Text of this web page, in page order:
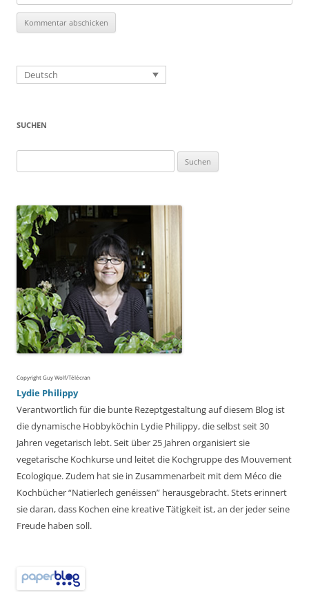
Deutsch
SUCHEN
nach:
Copyright Guy Wolf/Télécran
Lydie Philippy
Verantwortlich für die bunte Rezeptgestaltung auf diesem Blog ist
die dynamische Hobbyköchin Lydie Philippy, die selbst seit 30
Jahren vegetarisch lebt. Seit über 25 Jahren organisiert sie
vegetarische Kochkurse und leitet die Kochgruppe des Mouvement
Ecologique. Zudem hat sie in Zusammenarbeit mit dem Méco die
Kochbücher “Natierlech genéissen” herausgebracht. Stets erinnert
sie daran, dass Kochen eine kreative Tätigkeit ist, an der jeder seine
Freude haben soll.